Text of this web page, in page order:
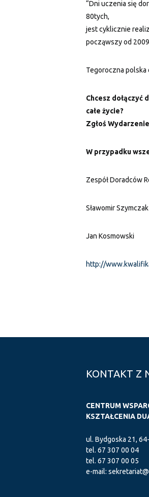
“Dni uczenia się
80tych,
jest cyklicznie
począwszy od
Tegoroczna polska
Chcesz dołączyć
całe życie?
Zgłoś
W przypadku
Zespół Doradców
Sławomir Szymczak
Jan Kosmowski
http://
KONTAKT Z
CENTRUM
KSZTAŁCENIA
ul. Bydgoska 21,
tel. 67 307 00 04
tel. 67 307 00 05
e-mail: